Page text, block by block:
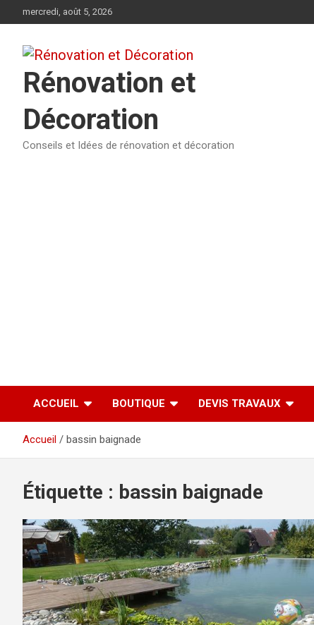
au
mercredi, août 5, 2026
Rénovation et
Décoration
Conseils et Idées de rénovation et décoration
ACCUEIL BOUTIQUE DEVIS TRAVAUX
Accueil bassin baignade
Étiquette : bassin baignade